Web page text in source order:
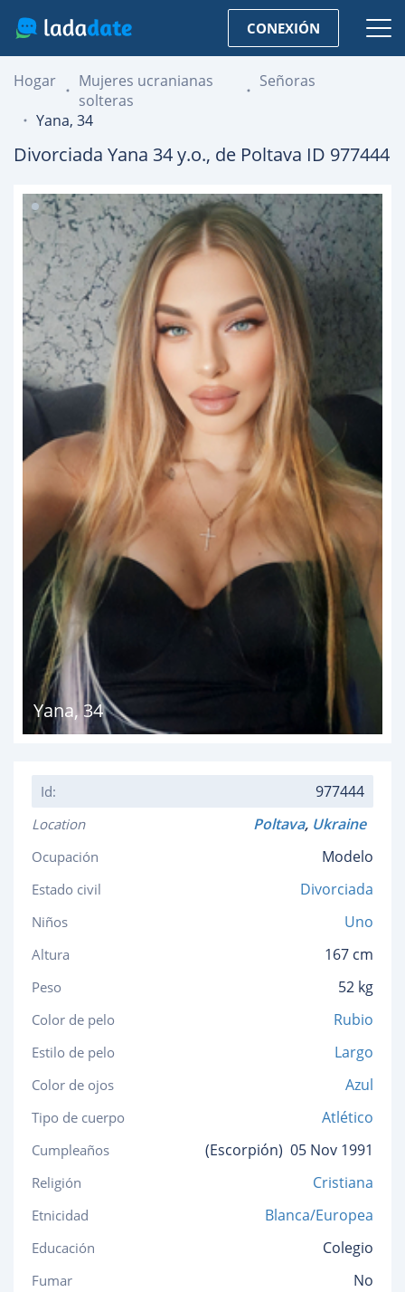
CONEXIÓN
Hogar
Mujeres ucranianas
solteras
Señoras
Yana, 34
Divorciada Yana 34y.o., de Poltava ID 977444
Yana,34
Id: 977444
Location Poltava, Ukraine
Ocupación Modelo
Estado civil Divorciada
Niños Uno
Altura 167 cm
Peso 52 kg
Color de pelo Rubio
Estilo de pelo Largo
Color de ojos Azul
Tipo de cuerpo Atlético
Cumpleaños (Escorpión) 05 Nov 1991
Religión Cristiana
Etnicidad Blanca/Europea
Educación Colegio
Fumar No